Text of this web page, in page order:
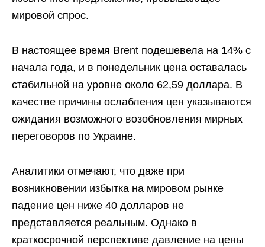
мировой спрос.
В настоящее время Brent подешевела на 14% с
начала года, и в понедельник цена оставалась
стабильной на уровне около 62,59 доллара. В
качестве причины ослабления цен указываются
ожидания возможного возобновления мирных
переговоров по Украине.
Аналитики отмечают, что даже при
возникновении избытка на мировом рынке
падение цен ниже 40 долларов не
представляется реальным. Однако в
краткосрочной перспективе давление на цены